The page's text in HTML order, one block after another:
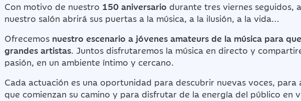
Con motivo de nuestro 150 aniversario durante tres viernes seguidos,
nuestro salón abrirá sus puertas a la música, a la ilusión, a la vida…
Ofrecemos nuestro escenario a jóvenes amateurs de la música para
grandes artistas. Juntos disfrutaremos la música en directo y
pasión, en un ambiente íntimo y cercano.
Cada actuación es una oportunidad para descubrir nuevas voces, para
que comienzan su camino y para disfrutar de la energía del público en